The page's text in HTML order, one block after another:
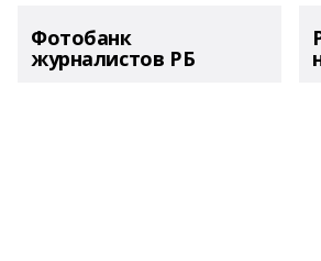
Фотобанк
журналистов РБ